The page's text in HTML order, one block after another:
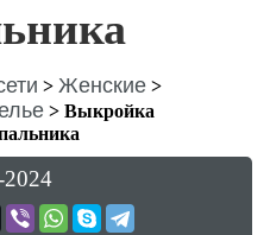
> Женские >
> Выкройка
2024